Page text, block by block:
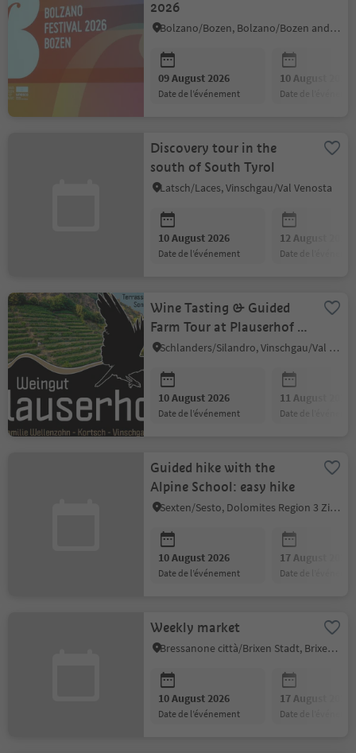
2026
Bolzano/Bozen, Bolzano/Bozen and environs
09 August 2026
date de l’événement
10 August 2026
date de
Discovery tour in the
south of South Tyrol
Latsch/Laces, Vinschgau/Val Venosta
10 August 2026
date de l’événement
12 August 2026
date de
Wine Tasting & Guided
Farm Tour at Plauserhof in
Kortsch
Schlanders/Silandro, Vinschgau/Val Venosta
10 August 2026
date de l’événement
11 August 2026
date de
Guided hike with the
Alpine School: easy hike
Sexten/Sesto, Dolomites Region 3 Zinnen
10 August 2026
date de l’événement
17 August 2026
date de
Weekly market
Bressanone città/Brixen Stadt, Brixen/Bressanone, Brixen/Bressanone and environs
10 August 2026
date de l’événement
17 August 2026
date de